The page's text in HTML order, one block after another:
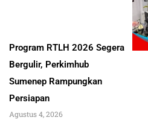
Program RTLH 2026 Segera
Bergulir, Perkimhub
Sumenep Rampungkan
Persiapan
Agustus 4, 2026